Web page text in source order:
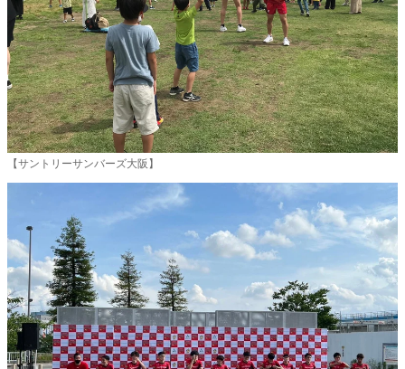
【サントリーサンバーズ大阪】